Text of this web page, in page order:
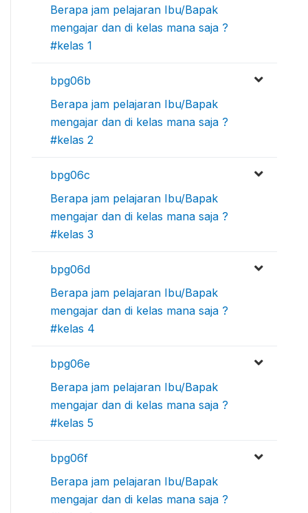
Berapa jam pelajaran Ibu/Bapak
mengajar dan di kelas mana saja ?
#kelas 1
bpg06b
Berapa jam pelajaran Ibu/Bapak
mengajar dan di kelas mana saja ?
#kelas 2
bpg06c
Berapa jam pelajaran Ibu/Bapak
mengajar dan di kelas mana saja ?
#kelas 3
bpg06d
Berapa jam pelajaran Ibu/Bapak
mengajar dan di kelas mana saja ?
#kelas 4
bpg06e
Berapa jam pelajaran Ibu/Bapak
mengajar dan di kelas mana saja ?
#kelas 5
bpg06f
Berapa jam pelajaran Ibu/Bapak
mengajar dan di kelas mana saja ?